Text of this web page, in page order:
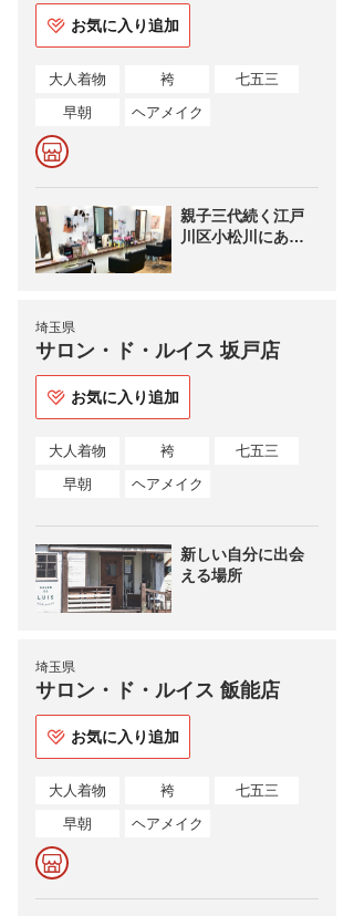
お気に入り追加
大人着物 袴
七五三
早朝
ヘアメイク
親子三代続く江戸
川区小松川にある
埼玉県
サロン・ド・ルイス 坂戸店
お気に入り追加
大人着物 袴
七五三
早朝
ヘアメイク
新しい自分に出会
える場所
埼玉県
サロン・ド・ルイス 飯能店
お気に入り追加
大人着物 袴
七五三
早朝
ヘアメイク